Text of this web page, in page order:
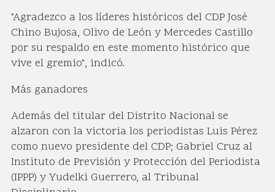
"Agradezco a los líderes históricos del CDP José
Chino Bujosa, Olivo de León y Mercedes Castillo
por su respaldo en este momento histórico que
vive el gremio", indicó.
Más ganadores
Además del titular del Distrito Nacional se
alzaron con la victoria los periodistas Luis Pérez
como nuevo presidente del CDP; Gabriel Cruz al
Instituto de Previsión y Protección del Periodista
(IPPP) y Yudelki Guerrero, al Tribunal